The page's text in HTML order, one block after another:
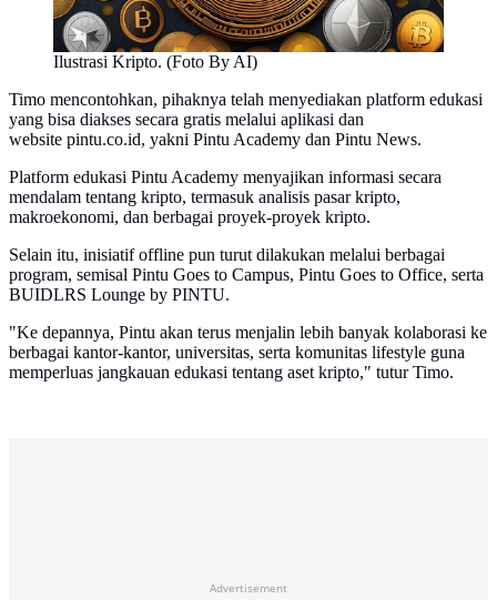
Ilustrasi Kripto. (Foto By AI)
Timo mencontohkan, pihaknya telah menyediakan platform edukasi
yang bisa diakses secara gratis melalui aplikasi dan
website pintu.co.id, yakni Pintu Academy dan Pintu News.
Platform edukasi Pintu Academy menyajikan informasi secara
mendalam tentang kripto, termasuk analisis pasar kripto,
makroekonomi, dan berbagai proyek-proyek kripto.
Selain itu, inisiatif offline pun turut dilakukan melalui berbagai
program, semisal Pintu Goes to Campus, Pintu Goes to Office, serta
BUIDLRS Lounge by PINTU.
"Ke depannya, Pintu akan terus menjalin lebih banyak kolaborasi ke
berbagai kantor-kantor, universitas, serta komunitas lifestyle guna
memperluas jangkauan edukasi tentang aset kripto," tutur Timo.
Advertisement